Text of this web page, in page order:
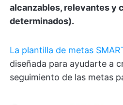
alcanzables, relevantes y
determinados).
La plantilla de metas
diseñada para ayudarte a
seguimiento de las metas